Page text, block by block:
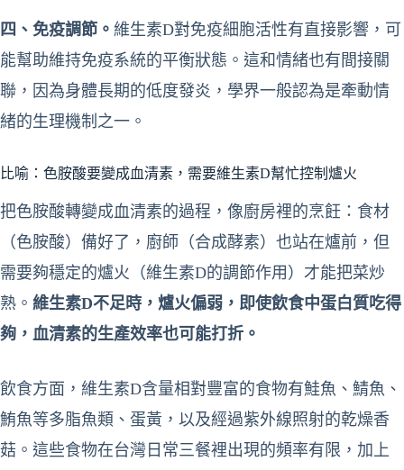
四、免疫調節。 維生素D對免疫細胞活性有直接影響，可
能幫助維持免疫系統的平衡狀態。這和情緒也有間接關
聯，因為身體長期的低度發炎，學界一般認為是牽動情
緒的生理機制之一。
比喻：色胺酸要變成血清素，需要維生素D幫忙控制爐火
把色胺酸轉變成血清素的過程，像廚房裡的烹飪：食材
（色胺酸）備好了，廚師（合成酵素）也站在爐前，但
需要夠穩定的爐火（維生素D的調節作用）才能把菜炒
熟。 維生素D不足時，爐火偏弱，即使飲食中蛋白質吃得
夠，血清素的生產效率也可能打折。
飲食方面，維生素D含量相對豐富的食物有鮭魚、鯖魚、
鮪魚等多脂魚類、蛋黃，以及經過紫外線照射的乾燥香
菇。這些食物在台灣日常三餐裡出現的頻率有限，加上